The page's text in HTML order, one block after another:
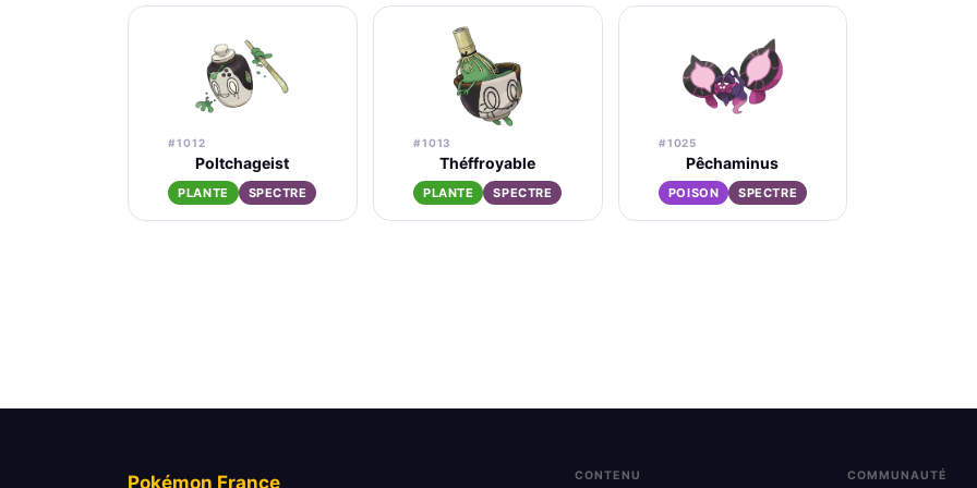
#1012
Poltchageist
PLANTE SPECTRE
#1013
Théffroyable
PLANTE SPECTRE
#1025
Pêchaminus
POISON SPECTRE
Pokémon France CONTENU COMMUNAUTÉ